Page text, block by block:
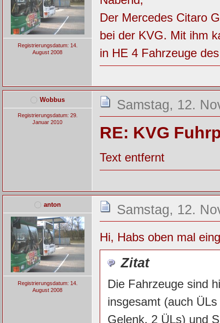
Registrierungsdatum: 14.
August 2008
Der Mercedes Citaro
bei der KVG. Mit ihm
in HE 4 Fahrzeuge
Wobbus
Registrierungsdatum: 29.
Januar 2010
Samstag, 12.
RE: KVG
Text entfernt
anton
Registrierungsdatum: 14.
August 2008
Samstag, 12.
Hi, Habs oben mal
Zitat
Die Fahrzeuge sind
insgesamt (auch
Gelenk, 2 ÜLs) und